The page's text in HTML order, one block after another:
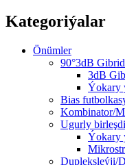
Kategoriýalar
Önümler
90°3dB
3dB
Ýokary
Bias
Kombinator/
Ugurly
Ýokary
Dupleksleýji/